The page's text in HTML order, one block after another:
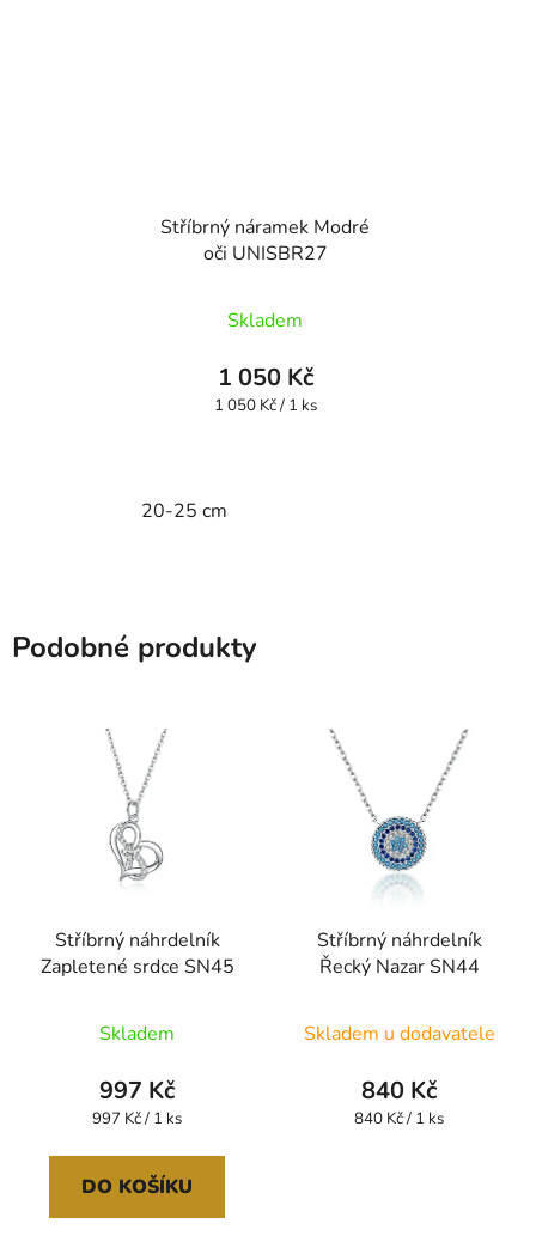
Stříbrný náramek Modré
oči UNISBR27
Skladem
1 050 Kč
Měrná
1 050 Kč / 1 ks
20-25 cm
Podobné produkty
Stříbrný náhrdelník
Zapletené srdce SN45
Skladem
997 Kč
Měrná
997 Kč / 1 ks
DO KOŠÍKU
Stříbrný náhrdelník
Řecký Nazar SN44
hodnocení
produktu
je
Skladem u dodavatele
840 Kč
Měrná
840 Kč / 1 ks